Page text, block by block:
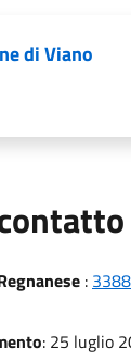
di Viano
:
: 25 luglio